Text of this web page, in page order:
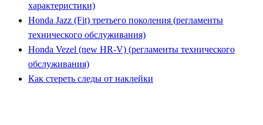
характеристики)
Honda Jazz (Fit) третьего поколения (регламенты
технического обслуживания)
Honda Vezel (new HR-V) (регламенты технического
обслуживания)
Как стереть следы от наклейки